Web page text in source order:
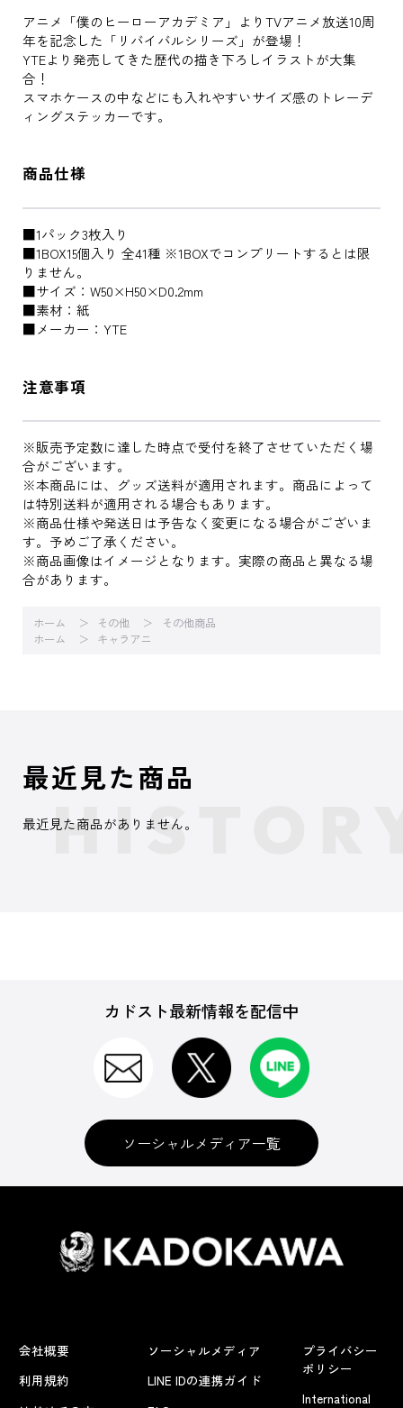
アニメ「僕のヒーローアカデミア」よりTVアニメ放送10周
年を記念した「リバイバルシリーズ」が登場！
YTEより発売してきた歴代の描き下ろしイラストが大集
合！
スマホケースの中などにも入れやすいサイズ感のトレーデ
ィングステッカーです。
商品仕様
■1パック3枚入り
■1BOX15個入り 全41種 ※1BOXでコンプリートするとは限
りません。
■サイズ：W50×H50×D0.2mm
■素材：紙
■メーカー：YTE
注意事項
※販売予定数に達した時点で受付を終了させていただく場
合がございます。
※本商品には、グッズ送料が適用されます。商品によって
は特別送料が適用される場合もあります。
※商品仕様や発送日は予告なく変更になる場合がございま
す。予めご了承ください。
※商品画像はイメージとなります。実際の商品と異なる場
合があります。
ホーム その他
その他商品
ホーム
キャラアニ
最近見た商品
最近見た商品がありません。
カドスト最新情報を配信中
ソーシャルメディア一覧
会社概要
利用規約
ソーシャルメディア
LINE IDの連携ガイド
プライバシー
ポリシー
International